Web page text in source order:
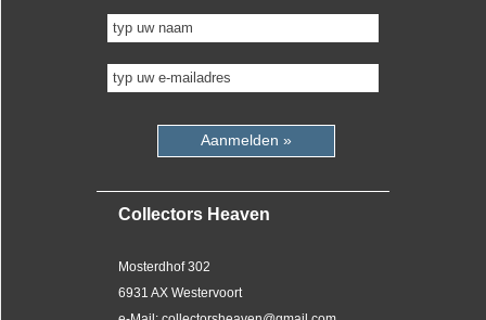
Aanmelden »
Collectors Heaven
Mosterdhof 302
6931 AX Westervoort